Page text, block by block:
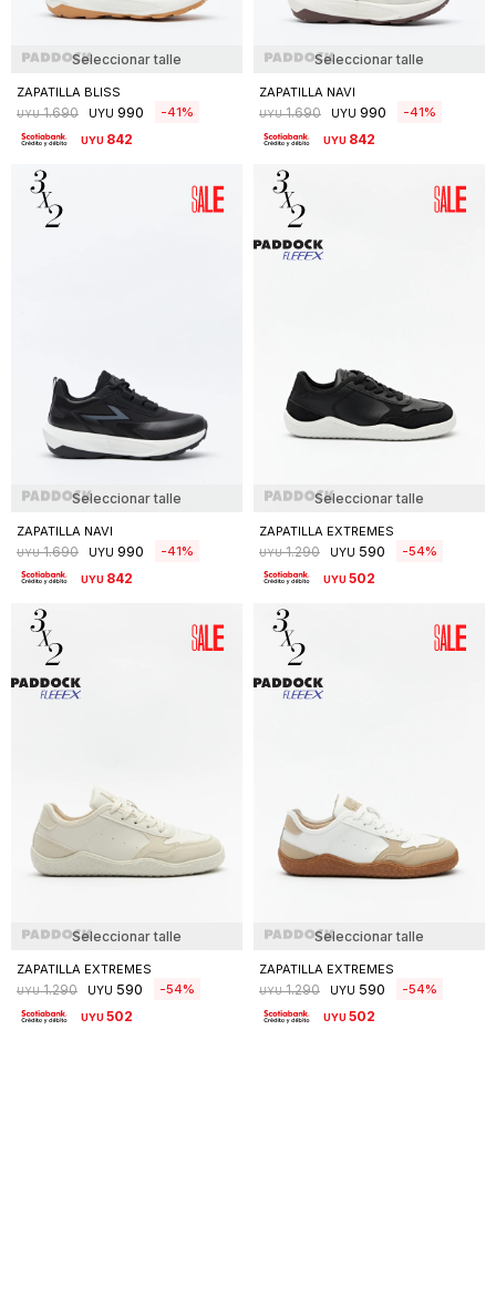
Seleccionar talle
ZAPATILLA BLISS
UYU 1.690 UYU 990 41
UYU 842
Seleccionar talle
ZAPATILLA NAVI
UYU 1.690 UYU 990 41
UYU 842
Seleccionar talle
ZAPATILLA NAVI
UYU 1.690 UYU 990 41
UYU 842
Seleccionar talle
ZAPATILLA EXTREMES
UYU 1.290 UYU 590 54
UYU502
Seleccionar talle
ZAPATILLA EXTREMES
UYU 1.290 UYU 590 54
UYU502
Seleccionar talle
ZAPATILLA EXTREMES
UYU 1.290 UYU 590 54
UYU502